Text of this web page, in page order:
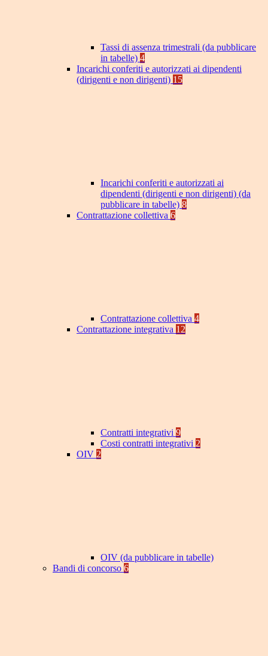
Tassi di assenza trimestrali (da pubblicare
in tabelle) 4
Incarichi conferiti e autorizzati ai dipendenti
(dirigenti e non dirigenti) 15
Incarichi conferiti e autorizzati ai
dipendenti (dirigenti e non dirigenti) (da
pubblicare in tabelle) 8
Contrattazione collettiva 6
Contrattazione collettiva 4
Contrattazione integrativa 12
Contratti integrativi 9
Costi contratti integrativi 2
OIV 2
OIV (da pubblicare in tabelle)
Bandi di concorso 6